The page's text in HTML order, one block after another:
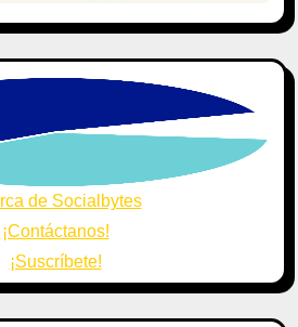
de Socialbytes
¡Contáctanos!
¡Suscríbete!